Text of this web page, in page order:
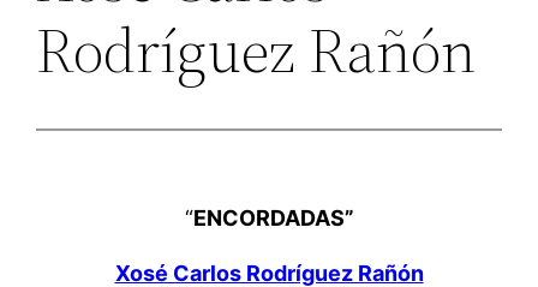
Rodríguez Rañón
“ENCORDADAS”
Xosé Carlos Rodríguez Rañón